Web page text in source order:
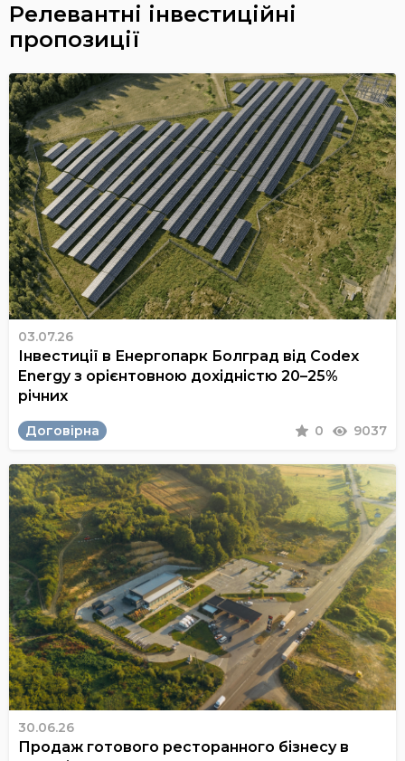
Релевантні інвестиційні
пропозиції
03.07.26
Інвестиції в Енергопарк Болград від Codex
Energy з орієнтовною дохідністю 20–25%
річних
Договірна 0 9037
30.06.26
Продаж готового ресторанного бізнесу в